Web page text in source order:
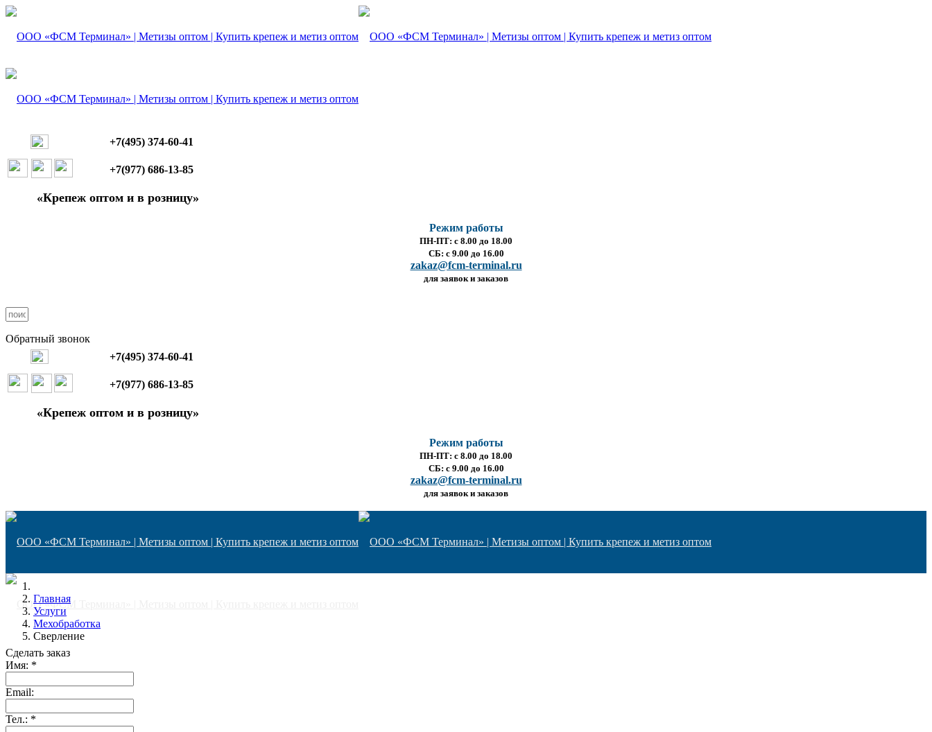
+7(495) 374-60-41
+7(977) 686-13-85
«Крепеж оптом и в розницу»
Режим работы
ПН-ПТ: с 8.00 до 18.00
СБ: с 9.00 до 16.00
zakaz@fcm-terminal.ru
для заявок и заказов
Обратный звонок
+7(495) 374-60-41
+7(977) 686-13-85
«Крепеж оптом и в розницу»
Режим работы
ПН-ПТ: с 8.00 до 18.00
СБ: с 9.00 до 16.00
zakaz@fcm-terminal.ru
для заявок и заказов
Главная
Услуги
Мехобработка
Сверление
Сделать заказ
Имя: *
Email:
Тел.: *